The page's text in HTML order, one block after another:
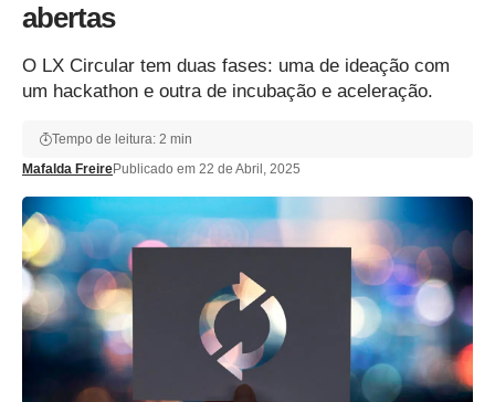
abertas
O LX Circular tem duas fases: uma de ideação com
um hackathon e outra de incubação e aceleração.
Mafalda FreirePublicado em 22 de Abril, 2025
Tempo de leitura: 2 min